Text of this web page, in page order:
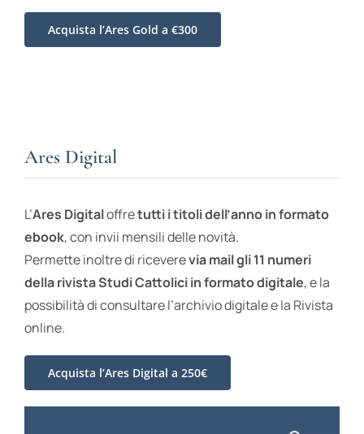
Acquista l’Ares Gold a €300
Ares Digital
L’Ares Digitaloffretutti i titoli dell’anno in formato
ebook, con invii mensili delle novità.
Permette inoltre di riceverevia mail gli 11 numeri
della rivista Studi Cattolici in formato digitale, e la
possibilità di consultare l’archivio digitale e la Rivista
online.
Acquista l’Ares Digital a 250€